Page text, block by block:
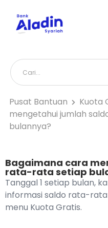
Pusat Bantuan Kuota
mengetahui jumlah
bulannya?
Bagaimana cara
rata-rata setiap
Tanggal 1 setiap bulan,
informasi saldo rata-rata
menu Kuota Gratis.